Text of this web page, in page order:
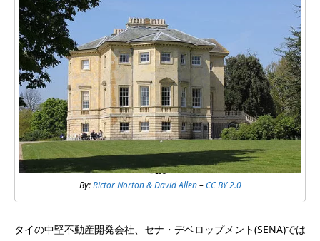
By:Rictor Norton & David Allen–CC BY 2.0
タイの中堅不動産開発会社、セナ・デベロップメント(SENA)では